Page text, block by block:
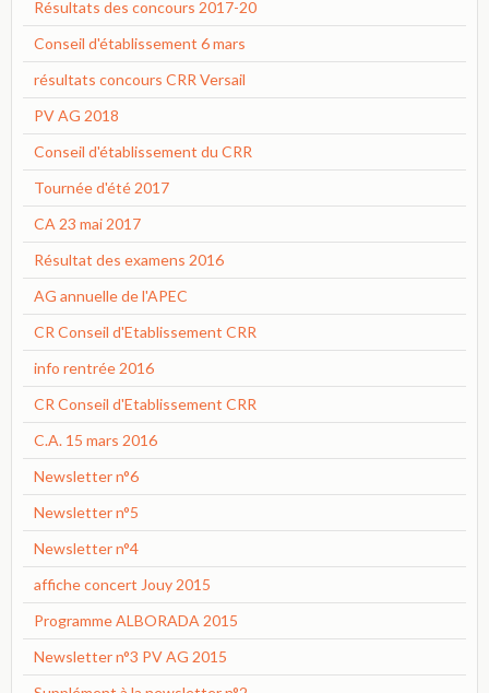
Résultats des concours 2017-20
Conseil d'établissement 6 mars
résultats concours CRR Versail
PV AG 2018
Conseil d'établissement du CRR
Tournée d'été 2017
CA 23 mai 2017
Résultat des examens 2016
AG annuelle de l'APEC
CR Conseil d'Etablissement CRR
info rentrée 2016
CR Conseil d'Etablissement CRR
C.A. 15 mars 2016
Newsletter n°6
Newsletter n°5
Newsletter n°4
affiche concert Jouy 2015
Programme ALBORADA 2015
Newsletter n°3 PV AG 2015